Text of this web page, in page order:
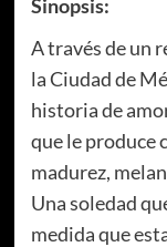
Sinopsis:
A través de un
la Ciudad de
historia de
que le produce
madurez,
Una soledad
medida que